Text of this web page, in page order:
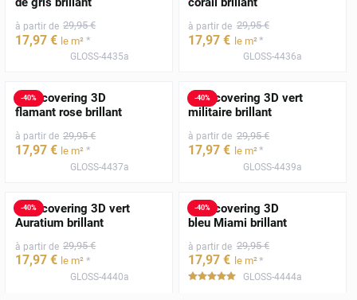
à partir de 29,95 €
17,97 € le m² *
GLOSS-4435a
à partir de 29,95 €
17,97 € le m²*
GLOSS-4436a
-40%
Film covering 3D
flamant rose brillant
à partir de 29,95 €
17,97 € le m² *
GLOSS-4437a
-40%
Film covering 3D vert
militaire brillant
à partir de 29,95 €
17,97 € le m²*
GLOSS-4439a
-40%
Film covering 3D vert
Auratium brillant
à partir de 29,95 €
17,97 € le m² *
GLOSS-4440a
-40%
Film covering 3D
bleu Miami brillant
à partir de 29,95 €
17,97 € le m²*
*****
GLOSS-4444a